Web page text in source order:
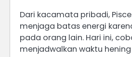
Dari kacamata pribadi,
menjaga batas energi
pada orang lain. Hari ini,
menjadwalkan waktu